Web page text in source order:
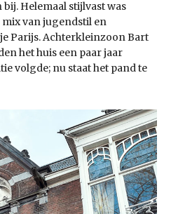
Helemaal stijlvast was
van jugendstil en
Parijs. Achterkleinzoon Bart
het huis een paar jaar
volgde; nu staat het pand te